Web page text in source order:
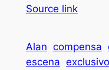
Source link
Alan compensa
escena exclusivo